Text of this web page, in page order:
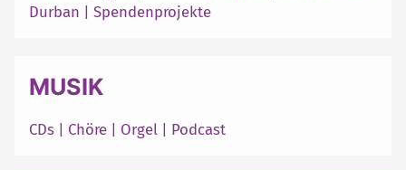
Durban
Spendenprojekte
MUSIK
CDs Chöre Orgel Podcast